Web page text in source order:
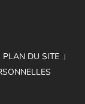
PLAN DU SITE